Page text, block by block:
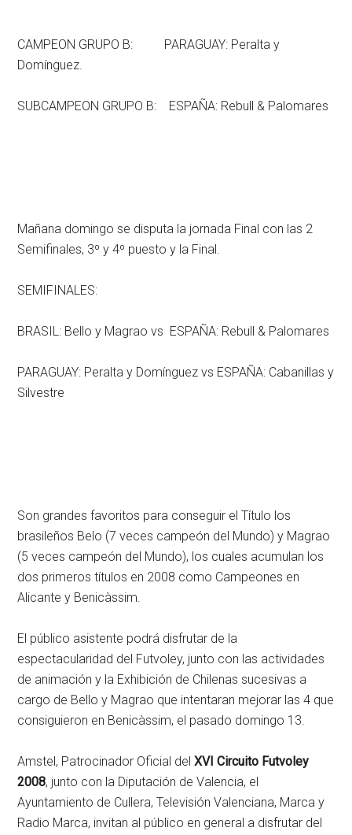
CAMPEON GRUPO B: PARAGUAY: Peralta y
Domínguez.
SUBCAMPEON GRUPO B: ESPAÑA: Rebull & Palomares
Mañana domingo se disputa la jornada Final con las 2
Semifinales, 3º y 4º puesto y la Final.
SEMIFINALES:
BRASIL: Bello y Magrao vs ESPAÑA: Rebull & Palomares
PARAGUAY: Peralta y Domínguez vs ESPAÑA: Cabanillas y
Silvestre
Son grandes favoritos para conseguir el Título los
brasileños Belo (7 veces campeón del Mundo) y Magrao
(5 veces campeón del Mundo), los cuales acumulan los
dos primeros títulos en 2008 como Campeones en
Alicante y Benicàssim.
El público asistente podrá disfrutar de la
espectacularidad del Futvoley, junto con las actividades
de animación y la Exhibición de Chilenas sucesivas a
cargo de Bello y Magrao que intentaran mejorar las 4 que
consiguieron en Benicàssim, el pasado domingo 13.
Amstel, Patrocinador Oficial delXVI Circuito Futvoley
2008, junto con la Diputación de Valencia, el
Ayuntamiento de Cullera, Televisión Valenciana, Marca y
Radio Marca, invitan al público en general a disfrutar del